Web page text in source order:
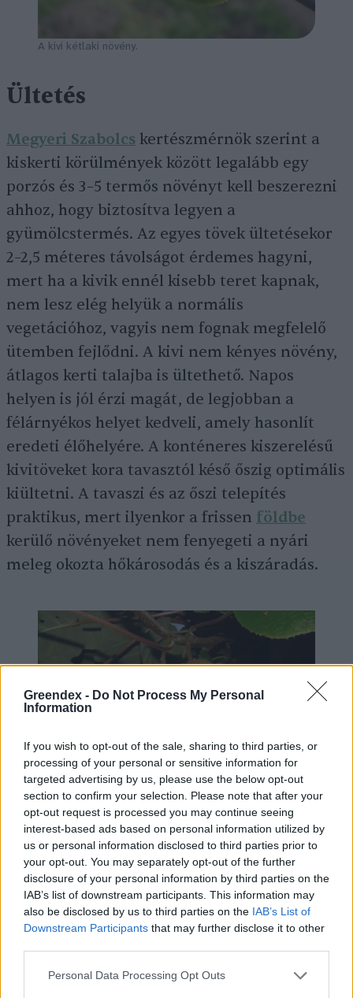
Greendex - Do Not Process My Personal
Information
If you wish to opt-out of the sale, sharing to third parties, or
processing of your personal or sensitive information for
targeted advertising by us, please use the below opt-out
section to confirm your selection. Please note that after your
opt-out request is processed you may continue seeing
interest-based ads based on personal information utilized by
us or personal information disclosed to third parties prior to
your opt-out. You may separately opt-out of the further
disclosure of your personal information by third parties on the
IAB’s list of downstream participants. This information may
also be disclosed by us to third parties on the IAB’s List of
Downstream Participants that may further disclose it to other
Personal Data Processing Opt Outs
A kivi kétlaki növény.
Ültetés
Megyeri Szabolcs kertészmérnök szerint a
kiskerti körülmények között legalább egy
porzós és 3–5 termős növényt kell beszerezni
ahhoz, hogy biztosítva legyen a
gyümölcstermés. Az egyes tövek ültetésekor
2–2,5 méteres távolságot érdemes hagyni,
mert ha a kivik ennél kisebb teret kapnak,
nem lesz elég helyük a normális
vegetációhoz, vagyis nem fognak megfelelő
ütemben fejlődni. A kivi nem kényes növény,
átlagos kerti talajba is ültethető. Napos
helyen is jól érzi magát, de legjobban a
félárnyékos helyet kedveli, amely hasonlít
eredeti élőhelyére. A konténeres kiszerelésű
kivitöveket kora tavasztól késő őszig optimális
kiültetni. A tavaszi és az őszi telepítés
praktikus, mert ilyenkor a frissen földbe
kerülő növényeket nem fenyegeti a nyári
meleg okozta hőkárosodás és a kiszáradás.
Az érett kivi finom és édes.
A kivi sok más gyümölcshöz hasonlóan
támrendszert igényel. A növény ültethető
sorban, és lehet lugasra, pergolára,
apácarácsra vagy egyéb megszokott
támasztékra terelni.